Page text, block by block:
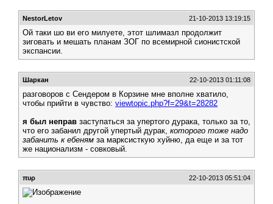
NestorLetov 21-10-2013 13:19:15
Ой таки шо ви его милуете, этот шлимазл продолжит
зиговать и мешать планам ЗОГ по всемирной сионистской
экспансии.
Шаркан 22-10-2013 01:11:08
разговоров с Сендером в Корзине мне вполне хватило,
чтобы прийти в чувство: viewtopic.php?f=29&t=28282
я был неправ заступаться за упертого дурака, только за то,
что его забанил другой упертый дурак, которого тоже надо
забанить к ебеням за марксисткую хуйню, да еще и за тот
же национализм - совковый.
πυρ 22-10-2013 05:51:04